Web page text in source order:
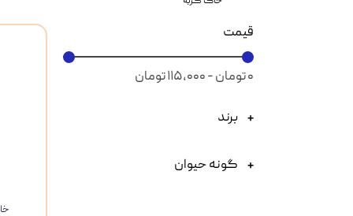
قیمت
۰ تومان - ۱۱۵,۰۰۰ تومان
برند
گونه حیوان